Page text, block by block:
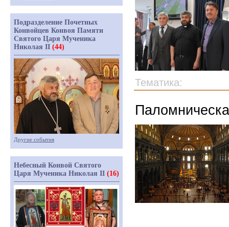
Тематика:
Подразделение Почетных
Конвойцев Конвоя Памяти
Святого Царя Мученика
Николая II (44)
Другие события
Небесный Конвой Святого
Царя Мученика Николая II (16)